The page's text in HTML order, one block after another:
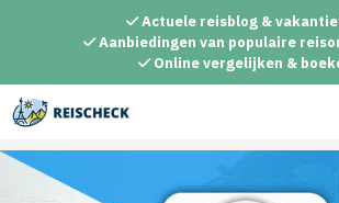
inhoud
Actuele reisblog &
Aanbiedingen van populaire
Online vergelijken &